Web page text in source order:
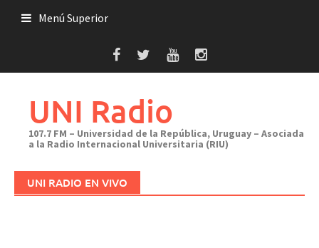
Menú Superior
UNI Radio
107.7 FM – Universidad de la República, Uruguay – Asociada
a la Radio Internacional Universitaria (RIU)
UNI RADIO EN VIVO